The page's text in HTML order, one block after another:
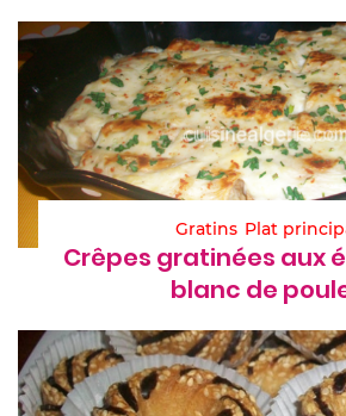
Gratins Plat
Crêpes gratinées aux
blanc de